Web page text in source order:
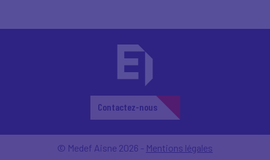
Contactez-nous
© Medef Aisne 2026 - Mentions légales